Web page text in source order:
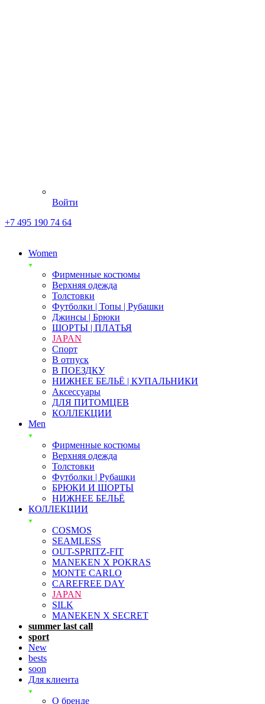
Войти
+7 495 190 74 64
Women
Фирменные костюмы
Верхняя одежда
Толстовки
Футболки | Топы | Рубашки
Джинсы | Брюки
ШОРТЫ | ПЛАТЬЯ
JAPAN
Спорт
В отпуск
В ПОЕЗДКУ
НИЖНЕЕ БЕЛЬЁ | КУПАЛЬНИКИ
Аксессуары
ДЛЯ ПИТОМЦЕВ
КОЛЛЕКЦИИ
Men
Фирменные костюмы
Верхняя одежда
Толстовки
Футболки | Рубашки
БРЮКИ И ШОРТЫ
НИЖНЕЕ БЕЛЬЁ
КОЛЛЕКЦИИ
COSMOS
SEAMLESS
OUT-SPRITZ-FIT
MANEKEN X POKRAS
MONTE CARLO
CAREFREE DAY
JAPAN
SILK
MANEKEN X SECRET
summer last call
sport
New
bests
soon
Для клиента
О бренде